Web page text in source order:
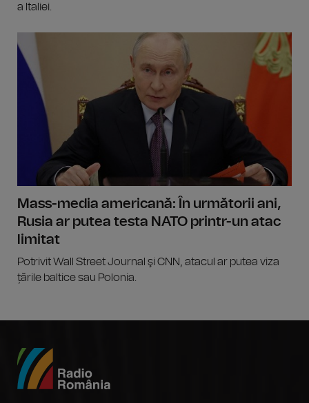
a Italiei.
Mass-media americană: În următorii ani,
Rusia ar putea testa NATO printr-un atac
limitat
Potrivit Wall Street Journal şi CNN, atacul ar putea viza
țările baltice sau Polonia.